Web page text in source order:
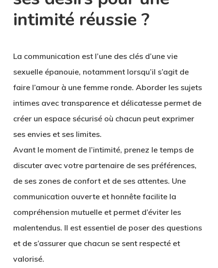
intimité réussie ?
La communication est l’une des clés d’une vie
sexuelle épanouie, notamment lorsqu’il s’agit de
faire l’amour à une femme ronde. Aborder les sujets
intimes avec transparence et délicatesse permet de
créer un espace sécurisé où chacun peut exprimer
ses envies et ses limites.
Avant le moment de l’intimité, prenez le temps de
discuter avec votre partenaire de ses préférences,
de ses zones de confort et de ses attentes. Une
communication ouverte et honnête facilite la
compréhension mutuelle et permet d’éviter les
malentendus. Il est essentiel de poser des questions
et de s’assurer que chacun se sent respecté et
valorisé.